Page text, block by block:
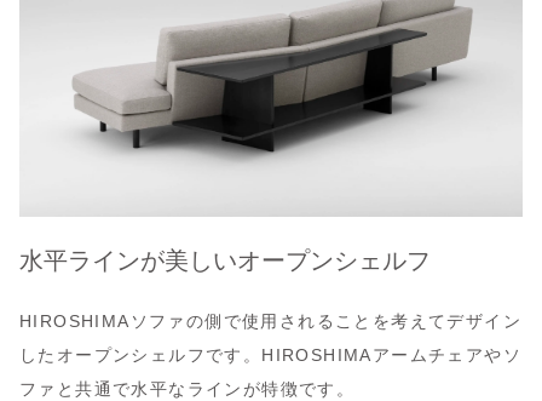
水平ラインが美しいオープンシェルフ
HIROSHIMAソファの側で使用されることを考えてデザイン
したオープンシェルフです。HIROSHIMAアームチェアやソ
ファと共通で水平なラインが特徴です。